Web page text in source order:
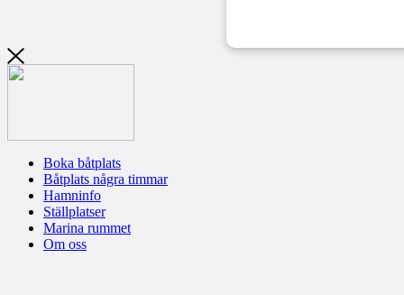
Boka båtplats
Båtplats några timmar
Hamninfo
Ställplatser
Marina rummet
Om oss